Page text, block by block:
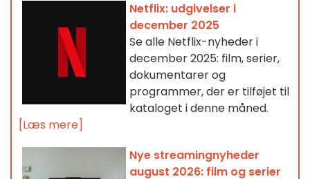
Netflix: udgivelser i
december 2025
Se alle Netflix-nyheder i
december 2025: film, serier,
dokumentarer og
programmer, der er tilføjet til
kataloget i denne måned.
[Læs mere]
Nye streamingnyheder
august 2026: film og serier